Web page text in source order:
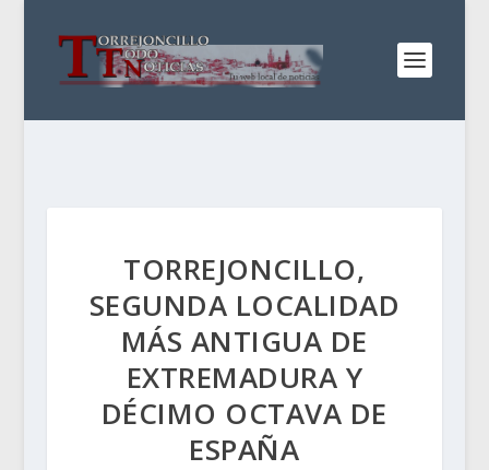
TORREJONCILLO,
SEGUNDA LOCALIDAD
MÁS ANTIGUA DE
EXTREMADURA Y
DÉCIMO OCTAVA DE
ESPAÑA